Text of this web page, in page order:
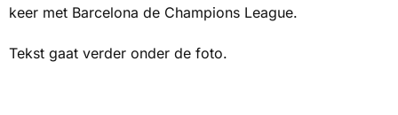
keer met Barcelona de Champions League.
Tekst gaat verder onder de foto.